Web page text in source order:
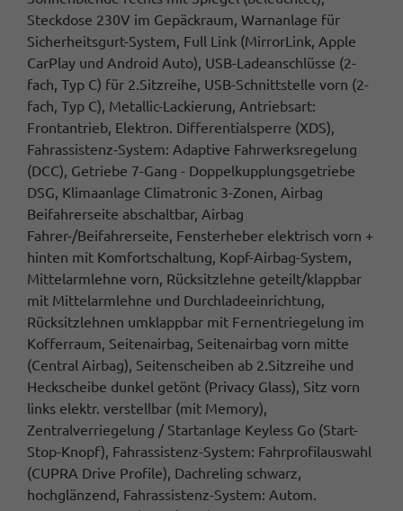
Steckdose 230V im Gepäckraum, Warnanlage für
Sicherheitsgurt-System, Full Link (MirrorLink, Apple
CarPlay und Android Auto), USB-Ladeanschlüsse (2-
fach, Typ C) für 2.Sitzreihe, USB-Schnittstelle vorn (2-
fach, Typ C), Metallic-Lackierung, Antriebsart:
Frontantrieb, Elektron. Differentialsperre (XDS),
Fahrassistenz-System: Adaptive Fahrwerksregelung
(DCC), Getriebe 7-Gang - Doppelkupplungsgetriebe
DSG, Klimaanlage Climatronic 3-Zonen, Airbag
Beifahrerseite abschaltbar, Airbag
Fahrer-/Beifahrerseite, Fensterheber elektrisch vorn +
hinten mit Komfortschaltung, Kopf-Airbag-System,
Mittelarmlehne vorn, Rücksitzlehne geteilt/klappbar
mit Mittelarmlehne und Durchladeeinrichtung,
Rücksitzlehnen umklappbar mit Fernentriegelung im
Kofferraum, Seitenairbag, Seitenairbag vorn mitte
(Central Airbag), Seitenscheiben ab 2.Sitzreihe und
Heckscheibe dunkel getönt (Privacy Glass), Sitz vorn
links elektr. verstellbar (mit Memory),
Zentralverriegelung / Startanlage Keyless Go (Start-
Stop-Knopf), Fahrassistenz-System: Fahrprofilauswahl
(CUPRA Drive Profile), Dachreling schwarz,
hochglänzend, Fahrassistenz-System: Autom.